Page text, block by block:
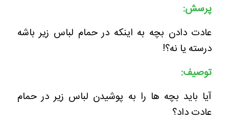
پرسش:
عادت دادن بچه به اینکه در حمام لباس زیر باشه
درسته یا نه؟!
توصیف:
آیا باید بچه ها را به پوشیدن لباس زیر در حمام
عادت داد؟